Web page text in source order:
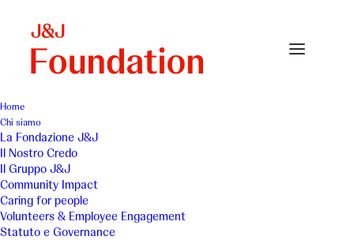
Home
Chi siamo
La Fondazione J&J
Il Nostro Credo
Il Gruppo J&J
Community Impact
Caring for people
Volunteers & Employee Engagement
Statuto e Governance
Borgo-Don-Bosco-Pasticceria
Home